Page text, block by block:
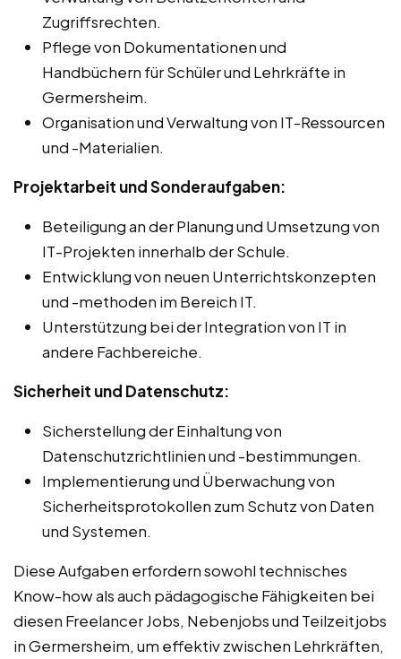
Zugriffsrechten.
Pflege von Dokumentationen und
Handbüchern für Schüler und Lehrkräfte in
Germersheim.
Organisation und Verwaltung von IT-Ressourcen
und -Materialien.
Projektarbeit und Sonderaufgaben:
Beteiligung an der Planung und Umsetzung von
IT-Projekten innerhalb der Schule.
Entwicklung von neuen Unterrichtskonzepten
und -methoden im Bereich IT.
Unterstützung bei der Integration von IT in
andere Fachbereiche.
Sicherheit und Datenschutz:
Sicherstellung der Einhaltung von
Datenschutzrichtlinien und -bestimmungen.
Implementierung und Überwachung von
Sicherheitsprotokollen zum Schutz von Daten
und Systemen.
Diese Aufgaben erfordern sowohl technisches
Know-how als auch pädagogische Fähigkeiten bei
diesen Freelancer Jobs, Nebenjobs und Teilzeitjobs
in Germersheim, um effektiv zwischen Lehrkräften,